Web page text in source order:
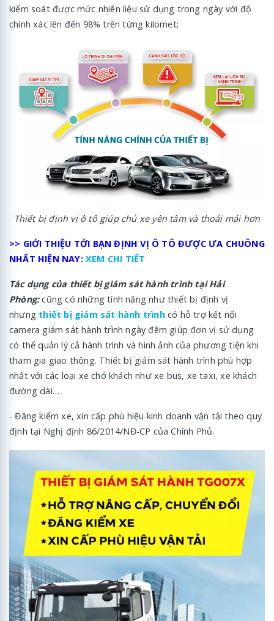
kiểm soát được mức nhiên liệu sử dụng trong ngày với độ
chính xác lên đến 98% trên từng kilomet;
Thiết bị định vị ô tô giúp chủ xe yên tâm và thoải mái hơn
>> GIỚI THIỆU TỚI BẠN ĐỊNH VỊ Ô TÔ ĐƯỢC ƯA CHUÔNG
NHẤT HIỆN NAY: XEM CHI TIẾT
Tác dụng của thiết bị giám sát hành trình tại Hải
Phòng:cũng có những tính năng như thiết bị định vị
nhưng thiết bị giám sát hành trìnhcó hỗ trợ kết nối
camera giám sát hành trình ngày đêm giúp đơn vị sử dụng
có thể quản lý cả hành trình và hình ảnh của phương tiện khi
tham gia giao thông. Thiết bị giám sát hành trình phù hợp
nhất với các loại xe chở khách như xe bus, xe taxi, xe khách
đường dài…
- Đăng kiểm xe, xin cấp phù hiệu kinh doanh vận tải theo quy
định tại Nghị định 86/2014/NĐ-CP của Chính Phủ.